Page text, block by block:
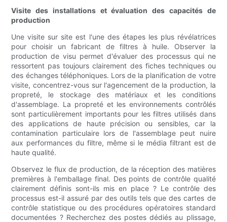
Visite des installations et évaluation des capacités de
production
Une visite sur site est l'une des étapes les plus révélatrices
pour choisir un fabricant de filtres à huile. Observer la
production de visu permet d'évaluer des processus qui ne
ressortent pas toujours clairement des fiches techniques ou
des échanges téléphoniques. Lors de la planification de votre
visite, concentrez-vous sur l'agencement de la production, la
propreté, le stockage des matériaux et les conditions
d'assemblage. La propreté et les environnements contrôlés
sont particulièrement importants pour les filtres utilisés dans
des applications de haute précision ou sensibles, car la
contamination particulaire lors de l'assemblage peut nuire
aux performances du filtre, même si le média filtrant est de
haute qualité.
Observez le flux de production, de la réception des matières
premières à l'emballage final. Des points de contrôle qualité
clairement définis sont-ils mis en place ? Le contrôle des
processus est-il assuré par des outils tels que des cartes de
contrôle statistique ou des procédures opératoires standard
documentées ? Recherchez des postes dédiés au plissage,